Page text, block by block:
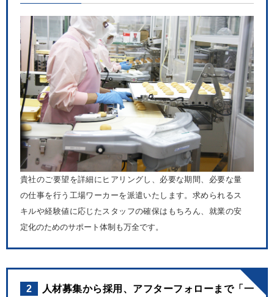
貴社のご要望を詳細にヒアリングし、必要な期間、必要な量
の仕事を行う工場ワーカーを派遣いたします。求められるス
キルや経験値に応じたスタッフの確保はもちろん、就業の安
定化のためのサポート体制も万全です。
2
人材募集から採用、アフターフォローまで「一